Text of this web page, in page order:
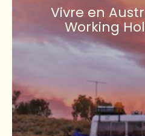
Vivre en
Working